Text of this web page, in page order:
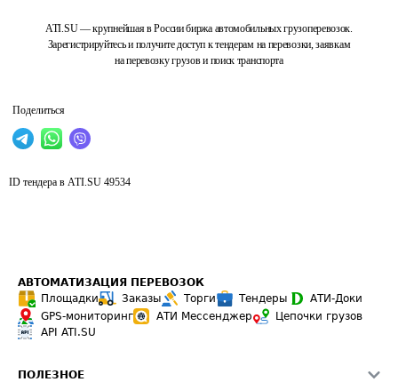
ATI.SU — крупнейшая в России биржа автомобильных грузоперевозок.
Зарегистрируйтесь и получите доступ к тендерам на перевозки, заявкам
на перевозку грузов и поиск транспорта
Поделиться
ID тендера в ATI.SU 49534
АВТОМАТИЗАЦИЯ ПЕРЕВОЗОК
Площадки
Заказы Торги Тендеры
АТИ-Доки
GPS-мониторинг
АТИ Мессенджер
Цепочки грузов
API ATI.SU
ПОЛЕЗНОЕ